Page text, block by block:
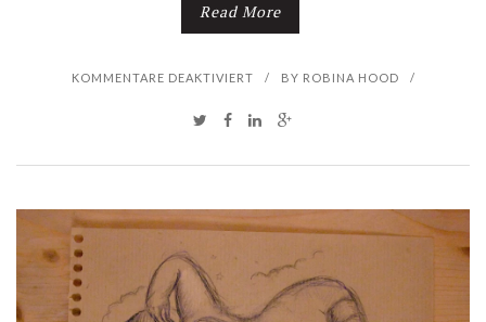
Read More
KOMMENTARE DEAKTIVIERTF
Ü
R
S
/ BY ROBINA HOOD /